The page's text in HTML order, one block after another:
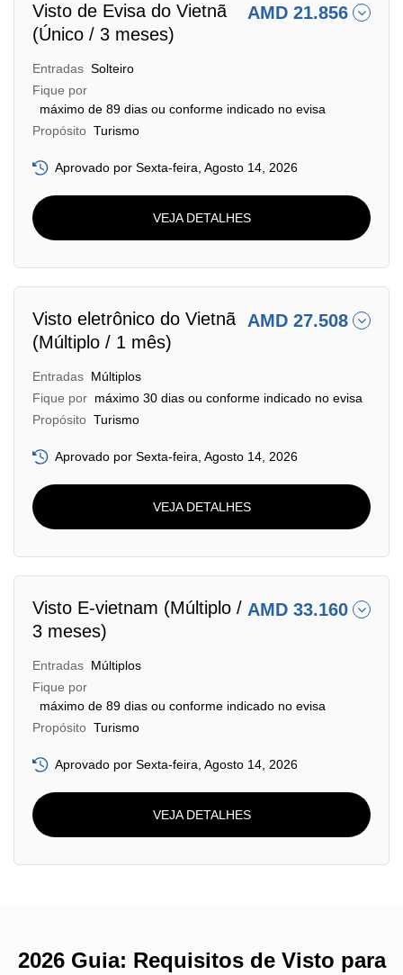
Visto de Evisa do Vietnã
(Único / 3 meses)
AMD 21.856
Entradas Solteiro
Fique por
máximo de 89 dias ou conforme indicado no evisa
Propósito Turismo
Aprovado por Sexta-feira, Agosto 14, 2026
VEJA DETALHES
Visto eletrônico do Vietnã
(Múltiplo / 1 mês)
AMD 27.508
Entradas Múltiplos
Fique por máximo 30 dias ou conforme indicado no evisa
Propósito Turismo
Aprovado por Sexta-feira, Agosto 14, 2026
VEJA DETALHES
Visto E-vietnam (Múltiplo /
3 meses)
AMD 33.160
Entradas Múltiplos
Fique por
máximo de 89 dias ou conforme indicado no evisa
Propósito Turismo
Aprovado por Sexta-feira, Agosto 14, 2026
VEJA DETALHES
2026 Guia: Requisitos de Visto para